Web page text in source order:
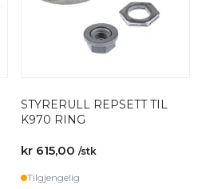
STYRERULL REPSETT TIL
K970 RING
kr 615,00 /stk
Tilgjengelig